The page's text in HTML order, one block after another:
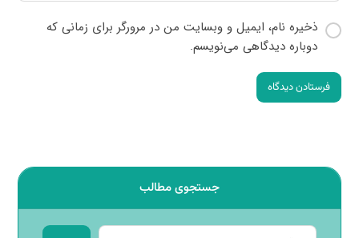
ذخیره نام، ایمیل و وبسایت من در مرورگر برای زمانی که
دوباره دیدگاهی می‌نویسم.
فرستادن دیدگاه
جستجوی مطالب